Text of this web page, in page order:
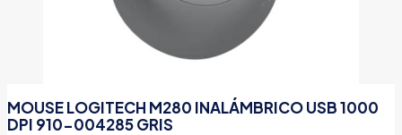
MOUSE LOGITECH M280 INALÁMBRICO USB 1000
DPI 910-004285 GRIS